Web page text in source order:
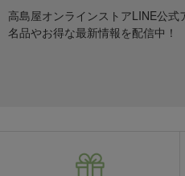
高島屋オンラインストアLINE公
名品やお得な最新情報を配信中！